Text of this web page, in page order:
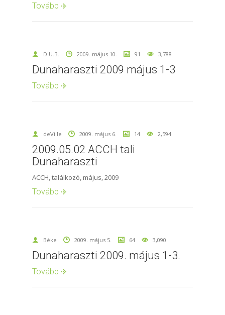
Tovább
D.U.B. 2009. május 10. 91 3,788
Dunaharaszti 2009 május 1-3
Tovább
deVille 2009. május 6. 14 2,594
2009.05.02 ACCH tali
Dunaharaszti
ACCH, találkozó, május, 2009
Tovább
Béke 2009. május 5. 64 3,090
Dunaharaszti 2009. május 1-3.
Tovább